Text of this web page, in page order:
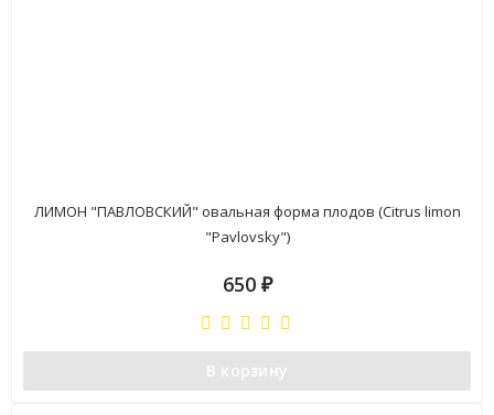
ЛИМОН "ПАВЛОВСКИЙ" овальная форма плодов (Citrus limon
"Pavlovsky")
650 ₽
В корзину